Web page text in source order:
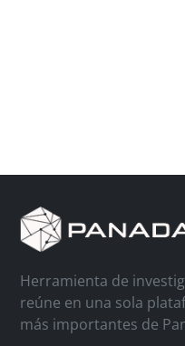
Herramienta de
reúne en una sola
más importantes de